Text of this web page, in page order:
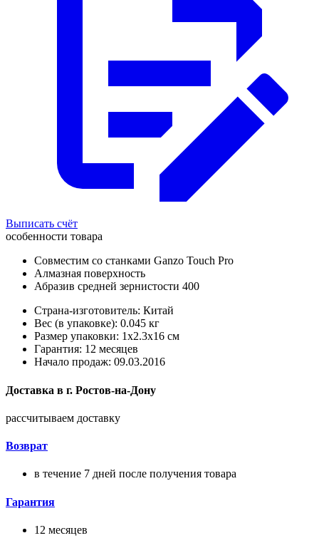
Выписать счёт
особенности товара
Совместим со станками Ganzo Touch Pro
Алмазная поверхность
Абразив средней зернистости 400
Страна-изготовитель: Китай
Вес (в упаковке): 0.045 кг
Размер упаковки: 1x2.3x16 см
Гарантия: 12 месяцев
Начало продаж: 09.03.2016
Доставка в г. Ростов-на-Дону
рассчитываем доставку
Возврат
в течение 7 дней после получения товара
Гарантия
12 месяцев